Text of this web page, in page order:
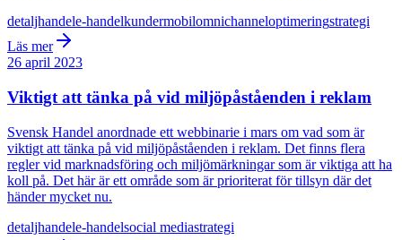
detaljhandele-handelkundermobilomnichanneloptimeringstrategi
Läs mer
26 april 2023
Viktigt att tänka på vid miljöpåståenden i reklam
Svensk Handel anordnade ett webbinarie i mars om vad som är
viktigt att tänka på vid miljöpåståenden i reklam. Det finns flera
regler vid marknadsföring och miljömärkningar som är viktiga att ha
koll på. Det här är ett område som är prioriterat för tillsyn där det
händer mycket nu.
detaljhandele-handelsocial mediastrategi